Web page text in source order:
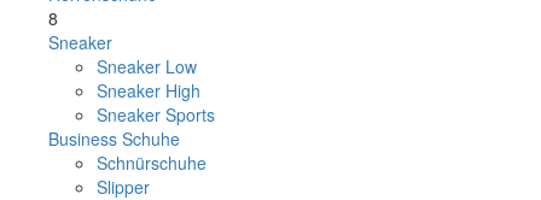
8
Sneaker
Sneaker Low
Sneaker High
Sneaker Sports
Business Schuhe
Schnürschuhe
Slipper